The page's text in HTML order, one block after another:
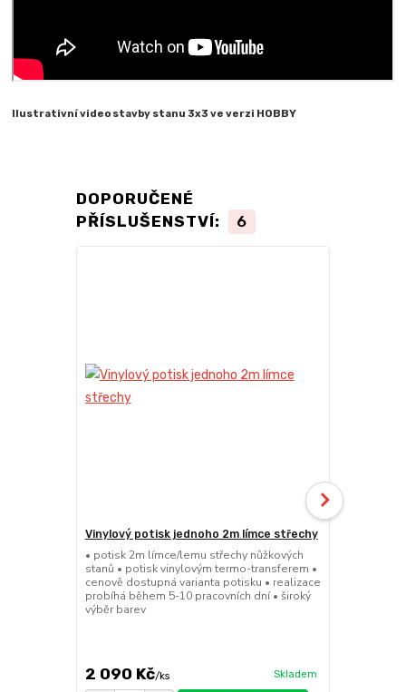
Ilustrativní video stavby stanu 3x3 ve verzi HOBBY
DOPORUČENÉ
PŘÍSLUŠENSTVÍ:
6
Vinylový potisk jednoho 2m límce střechy
• potisk 2m límce/lemu střechy nůžkových
stanů • potisk vinylovým termo-transferem •
cenově dostupná varianta potisku • realizace
probíhá během 5-10 pracovních dní • široký
výběr barev
2 090 Kč/ks Skladem